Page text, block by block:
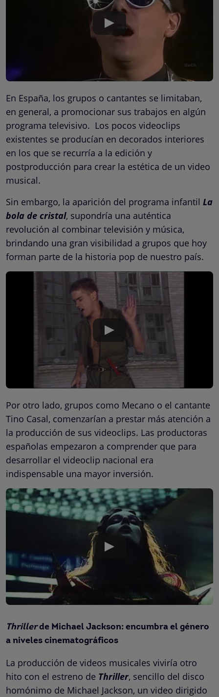
En España, los grupos o cantantes se limitaban,
en general, a promocionar sus trabajos en algún
programa televisivo. Los pocos videoclips
existentes se producían en decorados interiores
en los que se recurría a la edición y
postproducción para crear la estética de un video
musical.
Sin embargo, la aparición del programa infantil La
bola de cristal, supondría una auténtica
revolución al combinar televisión y música,
brindando una gran visibilidad a grupos que hoy
forman parte de la historia pop de nuestro país.
Por otro lado, grupos como Mecano o el cantante
Tino Casal, comenzarían a prestar más atención a
la producción de sus videoclips. Las productoras
españolas empezaron a comprender que para
desarrollar el videoclip nacional era
indispensable una mayor inversión.
Thrillerde Michael Jackson: encumbra el género
a niveles cinematográficos
La producción de videos musicales viviría otro
hito con el estreno de Thriller, sencillo del disco
homónimo de Michael Jackson, un video dirigido